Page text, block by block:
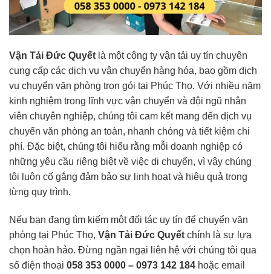
Vận Tải Đức Quyết là một công ty vận tải uy tín chuyên
cung cấp các dịch vụ vận chuyển hàng hóa, bao gồm dịch
vụ chuyển văn phòng trọn gói tại Phúc Thọ. Với nhiều năm
kinh nghiệm trong lĩnh vực vận chuyển và đội ngũ nhân
viên chuyên nghiệp, chúng tôi cam kết mang đến dịch vụ
chuyển văn phòng an toàn, nhanh chóng và tiết kiệm chi
phí. Đặc biệt, chúng tôi hiểu rằng mỗi doanh nghiệp có
những yêu cầu riêng biệt về việc di chuyển, vì vậy chúng
tôi luôn cố gắng đảm bảo sự linh hoạt và hiệu quả trong
từng quy trình.
Nếu bạn đang tìm kiếm một đối tác uy tín để chuyển văn
phòng tại Phúc Thọ, Vận Tải Đức Quyết chính là sự lựa
chọn hoàn hảo. Đừng ngần ngại liên hệ với chúng tôi qua
số điện thoại 058 353 0000 – 0973 142 184 hoặc email